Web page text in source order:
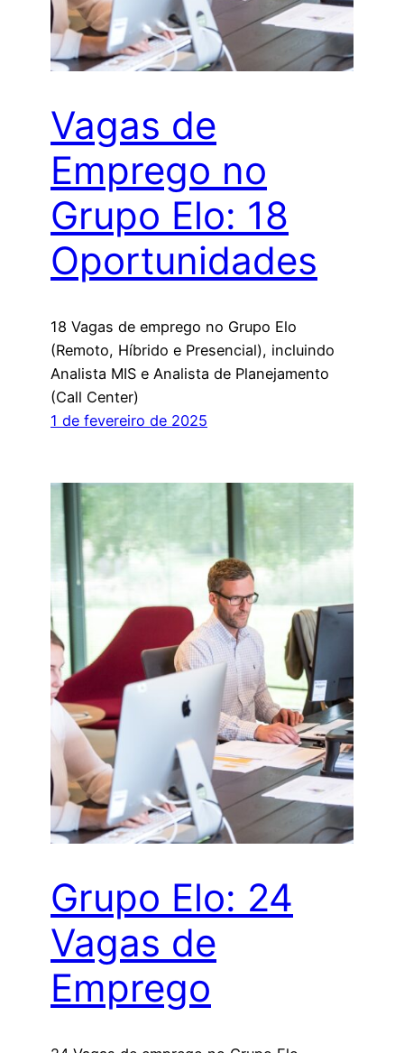
Vagas de
Emprego no
Grupo Elo: 18
Oportunidades
18 Vagas de emprego no Grupo Elo
(Remoto, Híbrido e Presencial), incluindo
Analista MIS e Analista de Planejamento
(Call Center)
1 de fevereiro de 2025
Grupo Elo: 24
Vagas de
Emprego